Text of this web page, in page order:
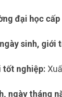
đại học cấp
sinh, giới
tốt nghiệp:
ngày tháng